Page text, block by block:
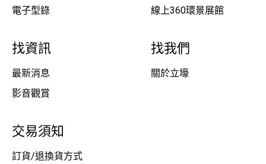
電子型錄
線上360環景展館
找資訊
最新消息
影音觀賞
找我們
關於立壕
交易須知
訂貨/退換貨方式